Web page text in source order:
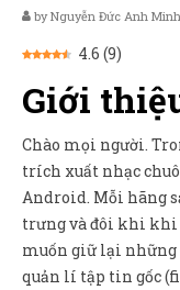
Giúp đỡ
Liên hệ
byNguyễn Đức Anh Minh
4.6 (9)
Giới
Chào mọi người.
trích xuất nhạc
Android. Mỗi hãng
trưng và đôi khi khi
muốn giữ lại những
quản lí tập tin gốc